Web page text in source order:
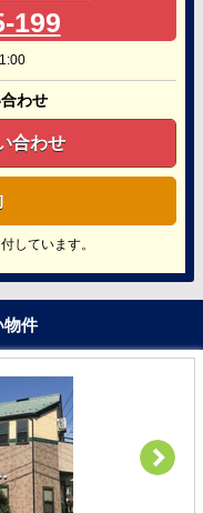
199
わせ
合わせ
しています。
物件